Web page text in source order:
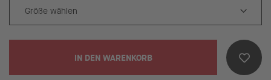
IN DEN WARENKORB